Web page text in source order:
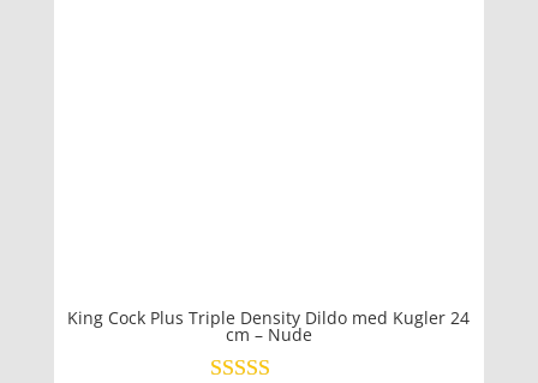
King Cock Plus Triple Density Dildo med Kugler 24
cm – Nude